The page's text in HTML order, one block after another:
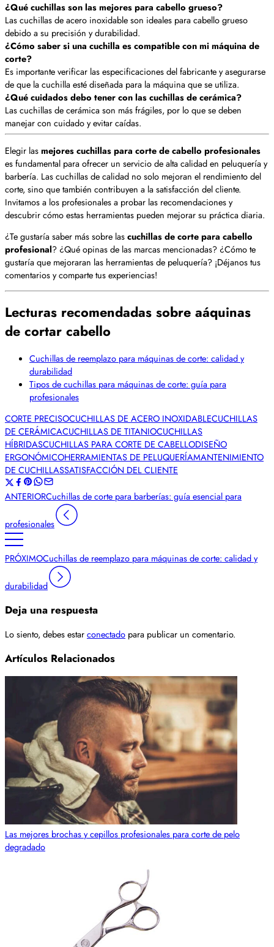
¿Qué cuchillas son las mejores para cabello grueso?
Las cuchillas de acero inoxidable son ideales para cabello grueso
debido a su precisión y durabilidad.
¿Cómo saber si una cuchilla es compatible con mi máquina de
corte?
Es importante verificar las especificaciones del fabricante y asegurarse
de que la cuchilla esté diseñada para la máquina que se utiliza.
¿Qué cuidados debo tener con las cuchillas de cerámica?
Las cuchillas de cerámica son más frágiles, por lo que se deben
manejar con cuidado y evitar caídas.
Elegir lasmejores cuchillas para corte de cabello profesionales
es fundamental para ofrecer un servicio de alta calidad en peluquería y
barbería. Las cuchillas de calidad no solo mejoran el rendimiento del
corte, sino que también contribuyen a la satisfacción del cliente.
Invitamos a los profesionales a probar las recomendaciones y
descubrir cómo estas herramientas pueden mejorar su práctica diaria.
¿Te gustaría saber más sobre lascuchillas de corte para cabello
profesional? ¿Qué opinas de las marcas mencionadas? ¿Cómo te
gustaría que mejoraran las herramientas de peluquería? ¡Déjanos tus
comentarios y comparte tus experiencias!
Lecturas recomendadas sobre aáquinas
de cortar cabello
Cuchillas de reemplazo para máquinas de corte: calidad y
durabilidad
Tipos de cuchillas para máquinas de corte: guía para
profesionales
CORTE PRECISOCUCHILLAS DE ACERO INOXIDABLECUCHILLAS
DE CERÁMICACUCHILLAS DE TITANIOCUCHILLAS
HÍBRIDASCUCHILLAS PARA CORTE DE CABELLODISEÑO
ERGONÓMICOHERRAMIENTAS DE PELUQUERÍAMANTENIMIENTO
DE CUCHILLASSATISFACCIÓN DEL CLIENTE
ANTERIORCuchillas de corte para barberías: guía esencial para
profesionales
PRÓXIMOCuchillas de reemplazo para máquinas de corte: calidad y
durabilidad
Deja una respuesta
Lo siento, debes estarconectado para publicar un comentario.
Artículos Relacionados
Las mejores brochas y cepillos profesionales para corte de pelo
degradado